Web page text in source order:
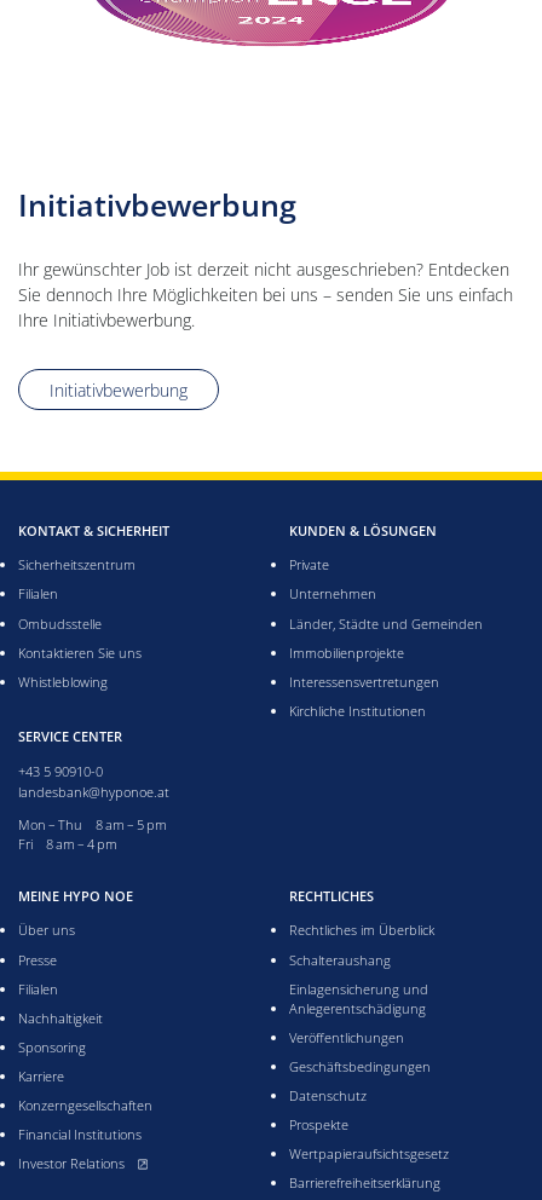
Initiativbewerbung
Ihr gewünschter Job ist derzeit nicht ausgeschrieben? Entdecken
Sie dennoch Ihre Möglichkeiten bei uns – senden Sie uns einfach
Ihre Initiativbewerbung.
Initiativbewerbung
KONTAKT & SICHERHEIT
Sicherheitszentrum
Filialen
Ombudsstelle
Kontaktieren Sie uns
Whistleblowing
SERVICE CENTER
+43 5 90910-0
landesbank@hyponoe.at
Monday till Thursday from 8 to 5 pm
Mon – Thu 8 am – 5 pm
Friday from 8 to 4 pm
Fri 8 am – 4 pm
KUNDEN & LÖSUNGEN
Private
Unternehmen
Länder, Städte und Gemeinden
Immobilienprojekte
Interessensvertretungen
Kirchliche Institutionen
MEINE HYPO NOE
Über uns
Presse
Filialen
Nachhaltigkeit
Sponsoring
Karriere
Konzerngesellschaften
Financial Institutions
Investor Relations, öffnet neues Fenster
RECHTLICHES
Rechtliches im Überblick
Schalteraushang
Einlagensicherung und
Anlegerentschädigung
Veröffentlichungen
Geschäftsbedingungen
Datenschutz
Prospekte
Wertpapieraufsichtsgesetz
Barrierefreiheitserklärung